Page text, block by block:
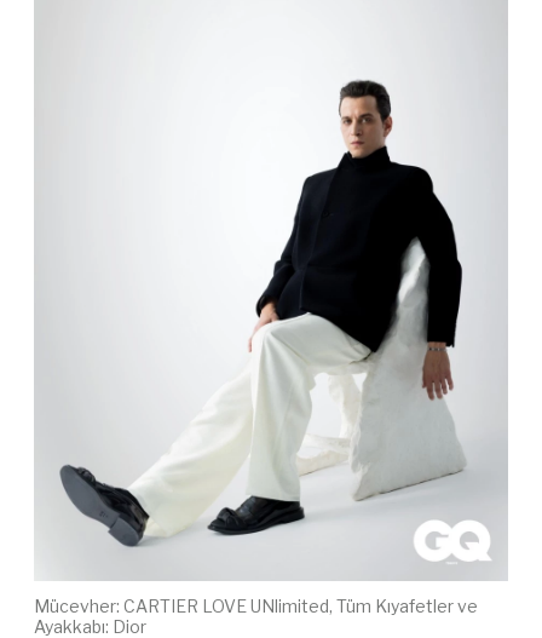
Mücevher: CARTIER LOVE UNlimited, Tüm Kıyafetler ve
Ayakkabı: Dior